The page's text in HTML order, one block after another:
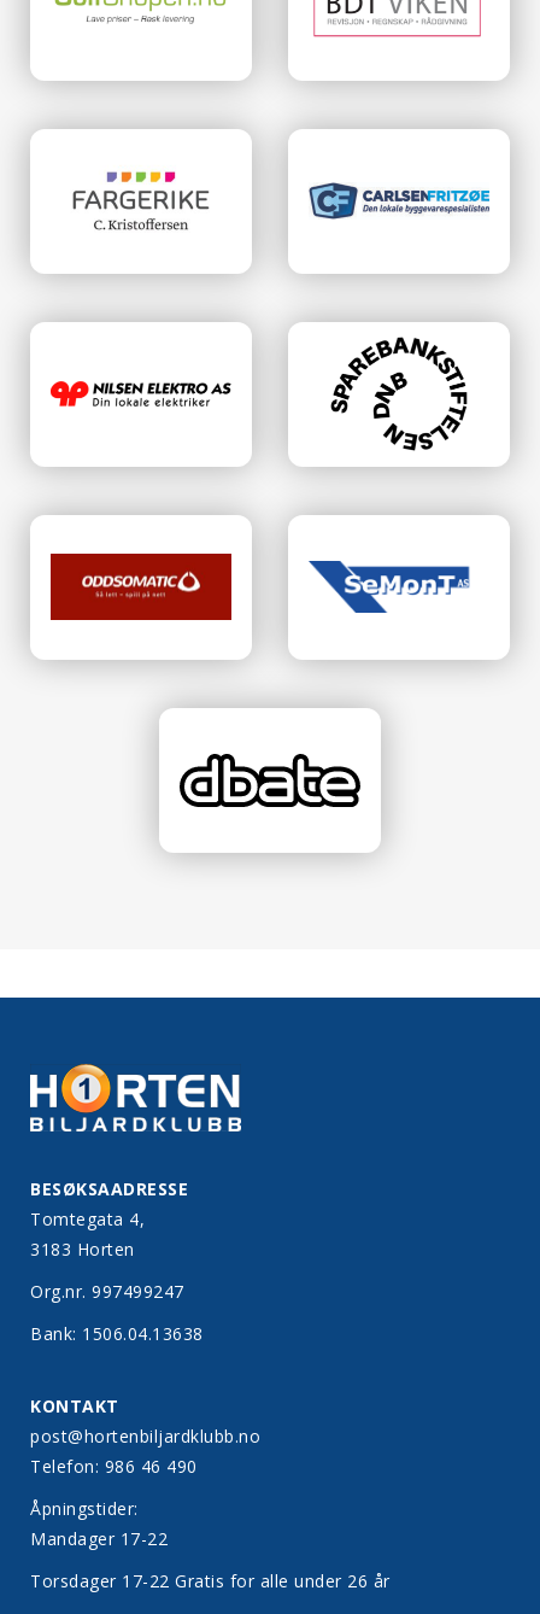
BESØKSAADRESSE
Tomtegata 4,
3183 Horten
Org.nr. 997499247
Bank: 1506.04.13638
KONTAKT
post@hortenbiljardklubb.no
Telefon: 986 46 490
Åpningstider:
Mandager 17-22
Torsdager 17-22 Gratis for alle under 26 år